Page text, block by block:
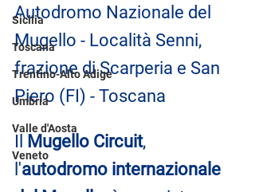
Sicilia
Toscana
Trentino-Alto Adige
Umbria
Valle d'Aosta
Veneto
Autodromo Nazionale del
Mugello - Località Senni,
frazione di Scarperia e San
Piero (FI) - Toscana
Il Mugello Circuit,
l'autodromo internazionale